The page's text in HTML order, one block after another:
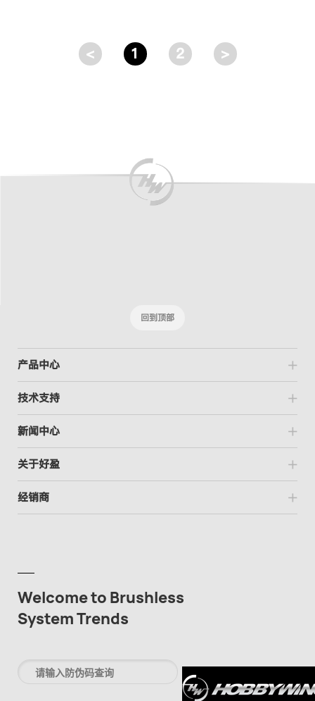
< 1 2 >
回到顶部
产品中心
技术支持
新闻中心
关于好盈
经销商
Welcome to Brushless
System Trends